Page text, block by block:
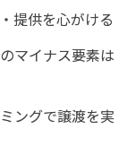
提供を心がける
マイナス要素は
ングで譲渡を実